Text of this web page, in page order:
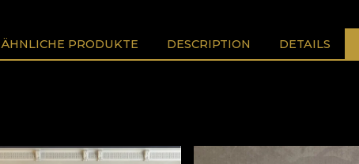
ÄHNLICHE PRODUKTE DESCRIPTION DETAILS